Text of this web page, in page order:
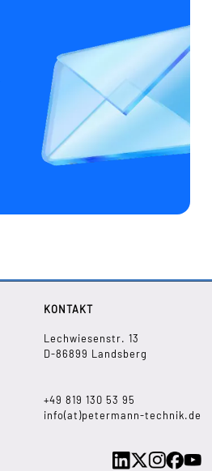
KONTAKT
Lechwiesenstr. 13
D-86899 Landsberg
+49 819 130 53 95
info(at)petermann-technik.de